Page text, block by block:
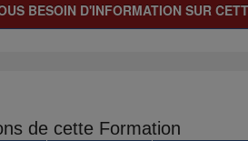
BESOIN D'INFORMATION SUR
de cette Formation